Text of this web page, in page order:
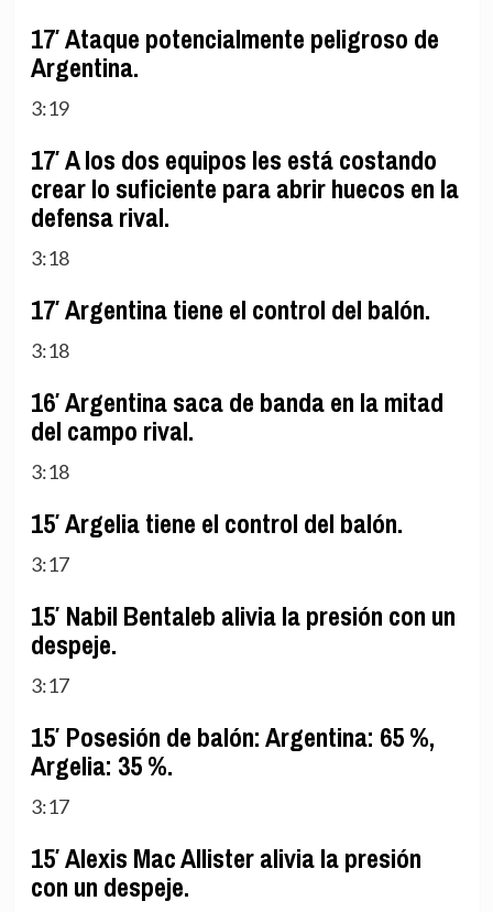
17′ Ataque potencialmente peligroso de
Argentina.
3:19
17′ A los dos equipos les está costando
crear lo suficiente para abrir huecos en la
defensa rival.
3:18
17′ Argentina tiene el control del balón.
3:18
16′ Argentina saca de banda en la mitad
del campo rival.
3:18
15′ Argelia tiene el control del balón.
3:17
15′ Nabil Bentaleb alivia la presión con un
despeje.
3:17
15′ Posesión de balón: Argentina: 65 %,
Argelia: 35 %.
3:17
15′ Alexis Mac Allister alivia la presión
con un despeje.